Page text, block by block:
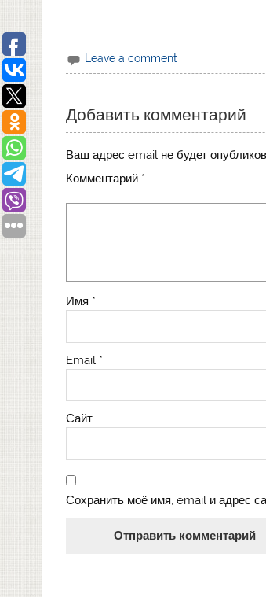
Leave a comment
Добавить комментарий
Ваш адрес email не будет
Комментарий *
Имя *
Email *
Сайт
Сохранить моё имя, email и адрес